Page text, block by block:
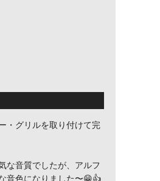
・グリルを取り付けて完
な音質でしたが、アルフ
音色になりました〜😁👍